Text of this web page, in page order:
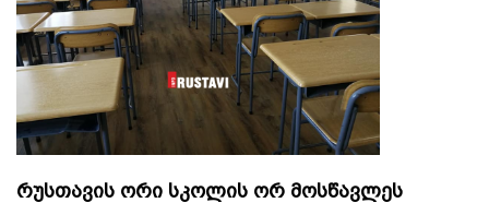
რუსთავის ორი სკოლის ორ მოსწავლეს